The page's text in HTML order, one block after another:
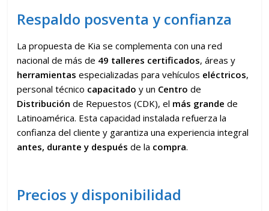
Respaldo posventa y confianza
La propuesta de Kia se complementa con una red
nacional de más de 49 talleres certificados, áreas y
herramientas especializadas para vehículos eléctricos,
personal técnico capacitado y un Centro de
Distribución de Repuestos (CDK), el más grande de
Latinoamérica. Esta capacidad instalada refuerza la
confianza del cliente y garantiza una experiencia integral
antes, durante y después de la compra.
Precios y disponibilidad